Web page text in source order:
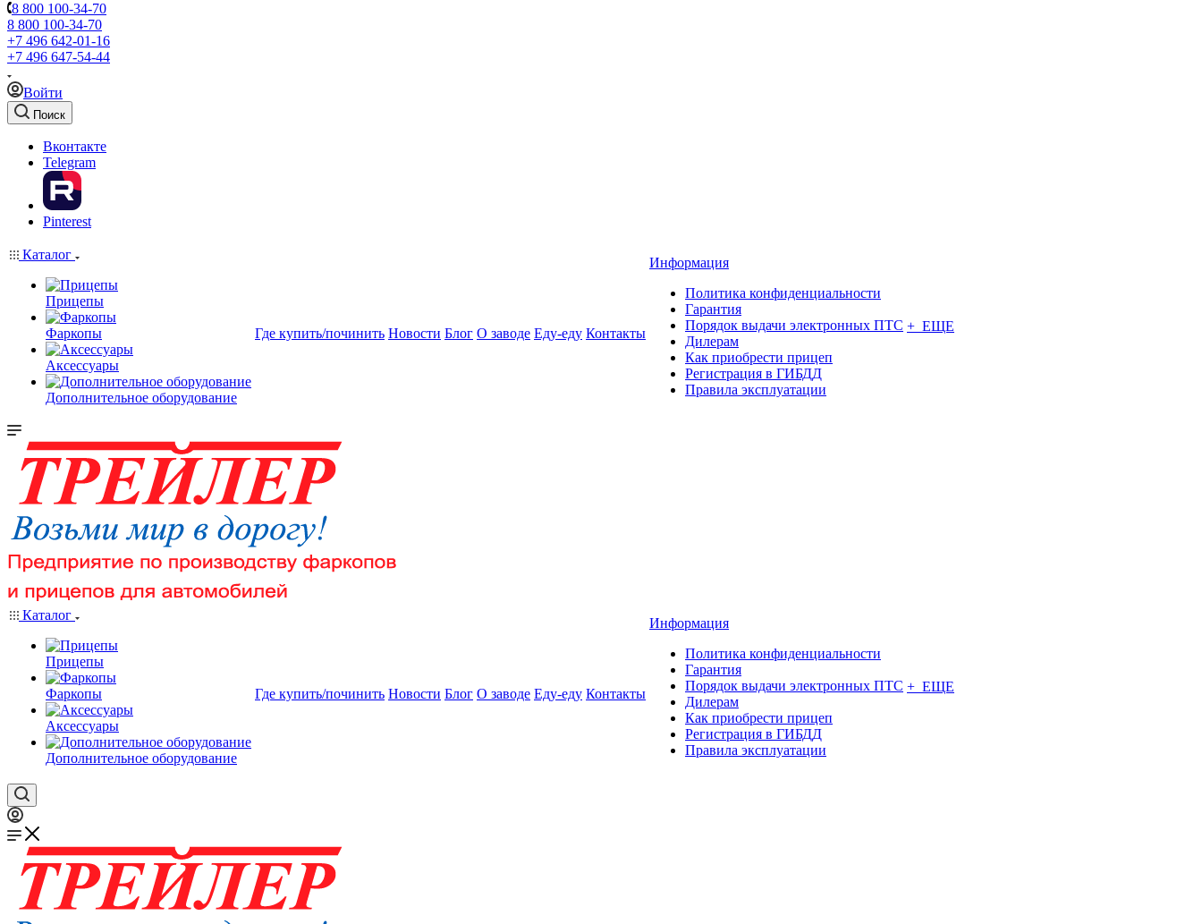
8 800 100-34-70
8 800 100-34-70
+7 496 642-01-16
+7 496 647-54-44
Войти
Поиск
Вконтакте
Telegram
Pinterest
Каталог
Прицепы
Фаркопы
Аксессуары
Дополнительное оборудование
Где купить/починить Новости Блог О заводе Еду-еду Контакты
Информация
Политика конфиденциальности
Гарантия
Порядок выдачи электронных ПТС
Дилерам
Как приобрести прицеп
Регистрация в ГИБДД
Правила эксплуатации
+ ЕЩЕ
Каталог
Прицепы
Фаркопы
Аксессуары
Дополнительное оборудование
Где купить/починить Новости Блог О заводе Еду-еду Контакты
Информация
Политика конфиденциальности
Гарантия
Порядок выдачи электронных ПТС
Дилерам
Как приобрести прицеп
Регистрация в ГИБДД
Правила эксплуатации
+ ЕЩЕ